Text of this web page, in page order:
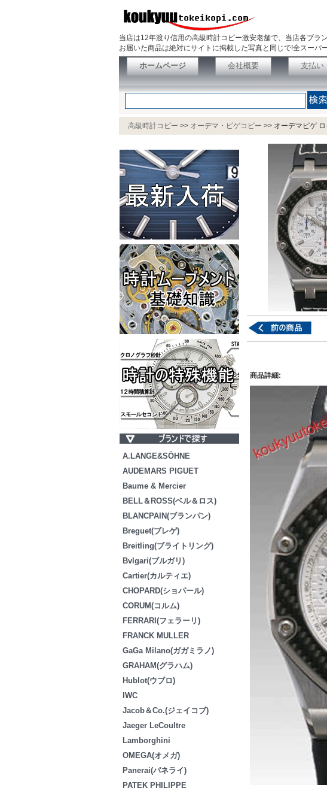
当店は12年渡り信用の高級時計コピー激安老舗で、当店各ブラ
お届いた商品は絶対にサイトに掲載した写真と同じで!全スーパ
ホームページ 会社概要 支払い
高級時計コピー >> オーデマ・ピゲコピー >> オーデマピゲ
A.LANGE&SÖHNE
AUDEMARS PIGUET
Baume & Mercier
BELL＆ROSS(ベル＆ロス)
BLANCPAIN(ブランパン)
Breguet(ブレゲ)
Breitling(ブライトリング)
Bvlgari(ブルガリ)
Cartier(カルティエ)
CHOPARD(ショパール)
CORUM(コルム)
FERRARI(フェラーリ)
FRANCK MULLER
GaGa Milano(ガガミラノ)
GRAHAM(グラハム)
Hublot(ウブロ)
IWC
Jacob＆Co.(ジェイコブ)
Jaeger LeCoultre
Lamborghini
OMEGA(オメガ)
Panerai(パネライ)
PATEK PHILIPPE
商品詳細: